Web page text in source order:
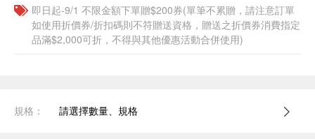
即日起-9/1 不限金額下單贈$200券(單筆不累贈，請注意訂單
如使用折價券/折扣碼則不符贈送資格，贈送之折價券消費指定
品滿$2,000可折，不得與其他優惠活動合併使用)
規格： 請選擇數量、規格